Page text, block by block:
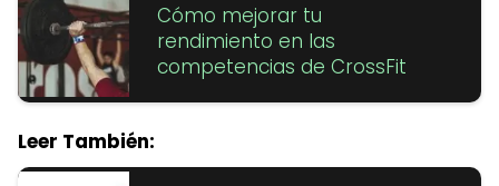
Cómo mejorar tu
rendimiento en las
competencias de CrossFit
Leer También: